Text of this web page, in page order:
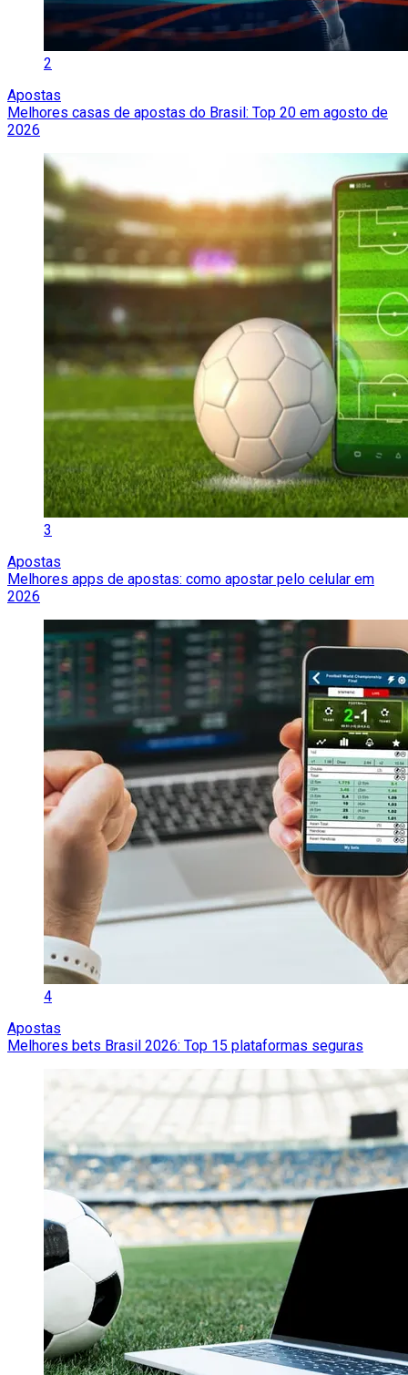
2
Apostas
Melhores casas de apostas do Brasil: Top 20 em agosto de
2026
3
Apostas
Melhores apps de apostas: como apostar pelo celular em
2026
4
Apostas
Melhores bets Brasil 2026: Top 15 plataformas seguras